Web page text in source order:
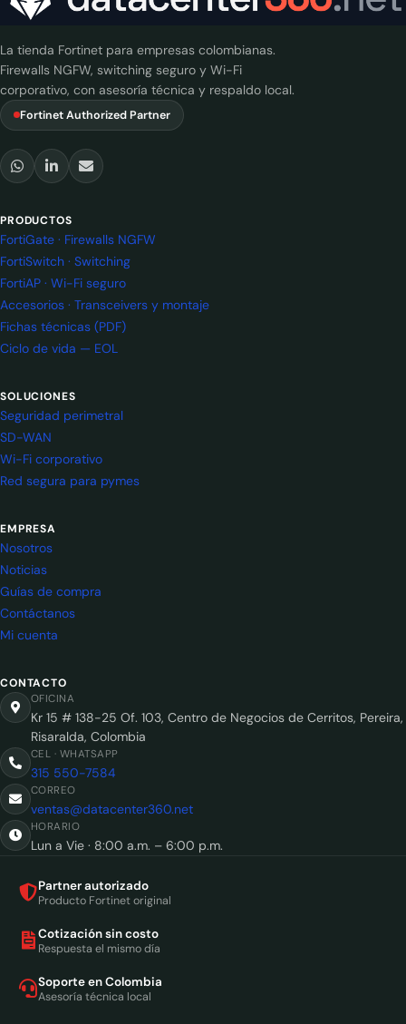
La tienda Fortinet para empresas colombianas.
Firewalls NGFW, switching seguro y Wi-Fi
corporativo, con asesoría técnica y respaldo local.
Fortinet Authorized Partner
PRODUCTOS
FortiGate · Firewalls NGFW
FortiSwitch · Switching
FortiAP · Wi-Fi seguro
Accesorios · Transceivers y montaje
Fichas técnicas (PDF)
Ciclo de vida — EOL
SOLUCIONES
Seguridad perimetral
SD-WAN
Wi-Fi corporativo
Red segura para pymes
EMPRESA
Nosotros
Noticias
Guías de compra
Contáctanos
Mi cuenta
CONTACTO
OFICINA
Kr 15 # 138-25 Of. 103, Centro de Negocios de Cerritos, Pereira,
Risaralda, Colombia
CEL · WHATSAPP
315 550-7584
CORREO
ventas@datacenter360.net
HORARIO
Lun a Vie · 8:00 a.m. – 6:00 p.m.
Partner autorizado
Producto Fortinet original
Cotización sin costo
Respuesta el mismo día
Soporte en Colombia
Asesoría técnica local